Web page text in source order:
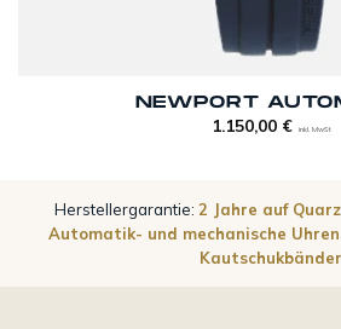
NEWPORT
1.150,00 € inkl. MwSt
Herstellergarantie: 2 Jahre auf
Automatik- und mechanische Uhren
Kautschukbänder